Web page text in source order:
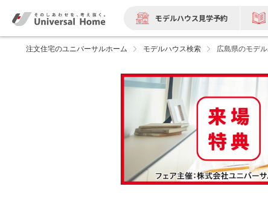
モデルハウス見学予約
注文住宅のユニバーサルホーム モデルハウス検索 広島県のモデ